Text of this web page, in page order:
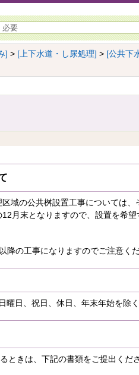
] > [上下水道・し尿処理] > [公共下
域の公共桝設置工事については
月末となりますので、設置を希
の工事になりますのでご注意くだ
曜日、祝日、休日、年末年始を除
ときは、下記の書類をご提出くださ